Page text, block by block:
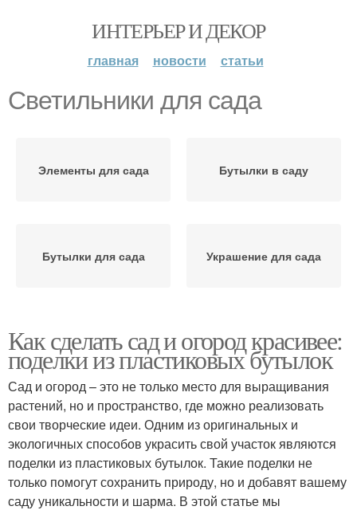
ИНТЕРЬЕР И ДЕКОР
главная новости статьи
Светильники для сада
Элементы для сада Бутылки в саду
Бутылки для сада Украшение для сада
Как сделать сад и огород красивее:
поделки из пластиковых бутылок
Сад и огород – это не только место для выращивания
растений, но и пространство, где можно реализовать
свои творческие идеи. Одним из оригинальных и
экологичных способов украсить свой участок являются
поделки из пластиковых бутылок. Такие поделки не
только помогут сохранить природу, но и добавят вашему
саду уникальности и шарма. В этой статье мы